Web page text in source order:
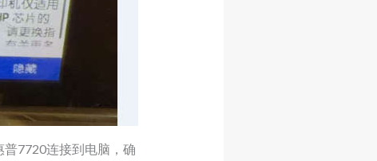
7720连接到电脑，确